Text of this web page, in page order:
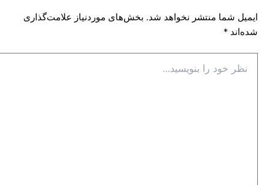
ایمیل شما منتشر نخواهد شد. بخش‌های موردنیاز علامت‌گذاری
شده‌اند*